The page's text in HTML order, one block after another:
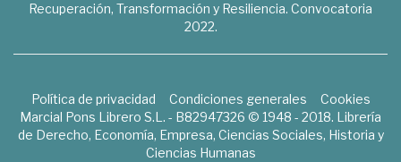
Recuperación, Transformación y Resiliencia. Convocatoria
2022.
Política de privacidad Condiciones generales
Cookies
Marcial Pons Librero S.L. - B82947326 © 1948 - 2018. Librería
de Derecho, Economía, Empresa, Ciencias Sociales, Historia y
Ciencias Humanas